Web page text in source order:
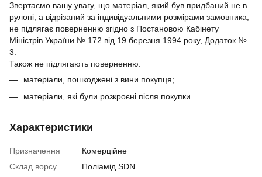
Звертаємо вашу увагу, що матеріал, який був придбаний не в
рулоні, а відрізаний за індивідуальними розмірами замовника,
не підлягає поверненню згідно з Постановою Кабінету
Міністрів України № 172 від 19 березня 1994 року, Додаток №
3.
Також не підлягають поверненню:
матеріали, пошкоджені з вини покупця;
матеріали, які були розкроєні після покупки.
Характеристики
Призначення
Комерційне
Склад ворсу
Поліамід SDN